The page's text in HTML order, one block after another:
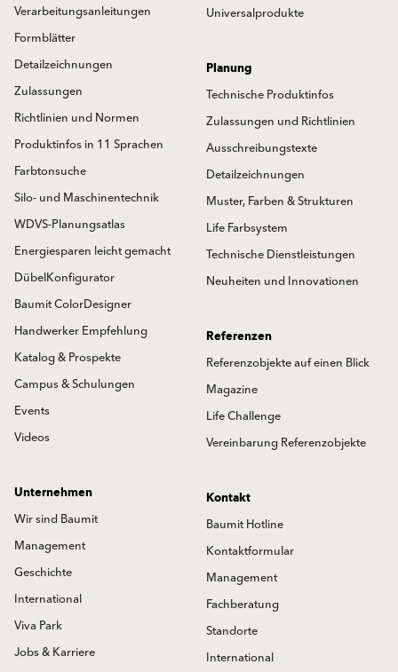
Universalprodukte
Verarbeitungsanleitungen
Formblätter
Detailzeichnungen
Zulassungen
Richtlinien und Normen
Produktinfos in 11 Sprachen
Farbtonsuche
Silo- und Maschinentechnik
WDVS-Planungsatlas
Energiesparen leicht gemacht
DübelKonfigurator
Baumit ColorDesigner
Handwerker Empfehlung
Katalog & Prospekte
Campus & Schulungen
Events
Videos
Planung
Technische Produktinfos
Zulassungen und Richtlinien
Ausschreibungstexte
Detailzeichnungen
Muster, Farben & Strukturen
Life Farbsystem
Technische Dienstleistungen
Neuheiten und Innovationen
Referenzen
Referenzobjekte auf einen Blick
Magazine
Life Challenge
Vereinbarung Referenzobjekte
Unternehmen
Wir sind Baumit
Management
Geschichte
International
Viva Park
Jobs & Karriere
Kontakt
Baumit Hotline
Kontaktformular
Management
Fachberatung
Standorte
International